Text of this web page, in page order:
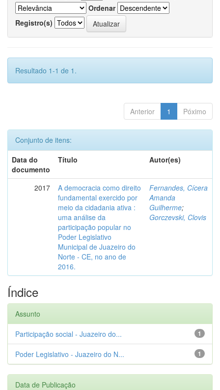
Ordenar
Registro(s)
Resultado 1-1 de 1.
Anterior 1 Póximo
Conjunto de itens:
Data do
documento
Título Autor(es)
2017
A democracia como direito
fundamental exercido por
meio da cidadania ativa :
uma análise da
participação popular no
Poder Legislativo
Municipal de Juazeiro do
Norte - CE, no ano de
2016.
Fernandes, Cícera
Amanda
Guilherme;
Gorczevski, Clovis
Índice
Assunto
1
Participação social - Juazeiro do...
1
Poder Legislativo - Juazeiro do N...
Data de Publicação